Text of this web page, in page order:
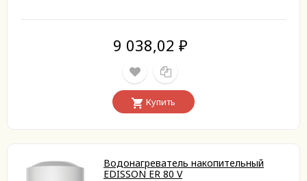
9 038,02 ₽
Купить
Водонагреватель накопительный
EDISSON ER 80 V